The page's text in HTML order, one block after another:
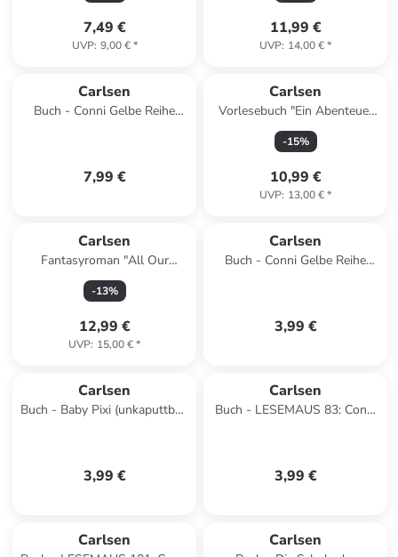
7,49 €
UVP: 9,00 €*
11,99 €
UVP: 14,00 €*
Carlsen
Buch - Conni Gelbe Reihe
7,99 €
Carlsen
Vorlesebuch "Ein Abenteuer
mit Nina und Milo"
-15%
10,99 €
UVP: 13,00 €*
Carlsen
Fantasyroman "All Our
Hidden Gifts - Die Kraft der
Tal"
-13%
12,99 €
UVP: 15,00 €*
Carlsen
Buch - Conni Gelbe Reihe
3,99 €
Carlsen
Buch - Baby Pixi (unkaputtbar)
3,99 €
Carlsen
Buch - LESEMAUS 83: Conni
3,99 €
Carlsen Carlsen